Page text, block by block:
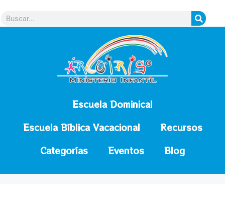
Escuela Dominical
Escuela Bíblica Vacacional
Recursos
Categorías
Eventos Blog